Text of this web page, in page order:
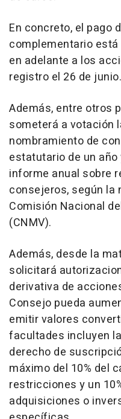
En concreto, el pago
complementario
en adelante a los
registro el 26 de junio.
Además, entre otros
someterá a votación
nombramiento de
estatutario de un
informe anual sobre
consejeros, según la
Comisión Nacional
(CNMV).
Además, desde la
solicitará
derivativa de
Consejo pueda
emitir valores
facultades incluyen
derecho de
máximo del 10% del
restricciones y un
adquisiciones o